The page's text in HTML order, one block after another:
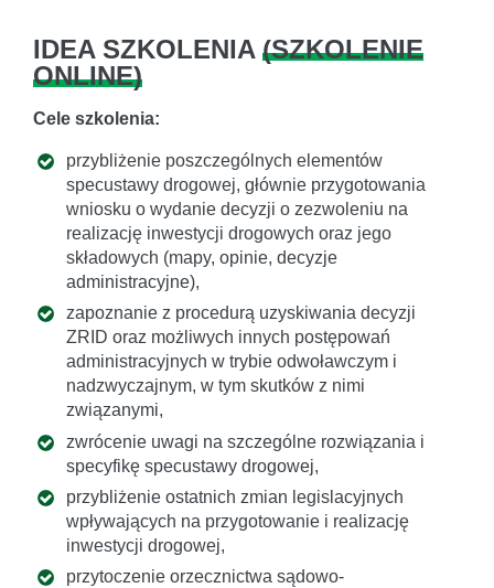
IDEA SZKOLENIA (SZKOLENIE
ONLINE)
Cele szkolenia:
przybliżenie poszczególnych elementów
specustawy drogowej, głównie przygotowania
wniosku o wydanie decyzji o zezwoleniu na
realizację inwestycji drogowych oraz jego
składowych (mapy, opinie, decyzje
administracyjne),
zapoznanie z procedurą uzyskiwania decyzji
ZRID oraz możliwych innych postępowań
administracyjnych w trybie odwoławczym i
nadzwyczajnym, w tym skutków z nimi
związanymi,
zwrócenie uwagi na szczególne rozwiązania i
specyfikę specustawy drogowej,
przybliżenie ostatnich zmian legislacyjnych
wpływających na przygotowanie i realizację
inwestycji drogowej,
przytoczenie orzecznictwa sądowo-